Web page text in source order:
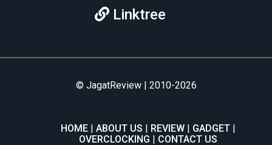
Linktree
© JagatReview | 2010-2026
HOME ABOUT US REVIEW
GADGET
OVERCLOCKING
CONTACT US